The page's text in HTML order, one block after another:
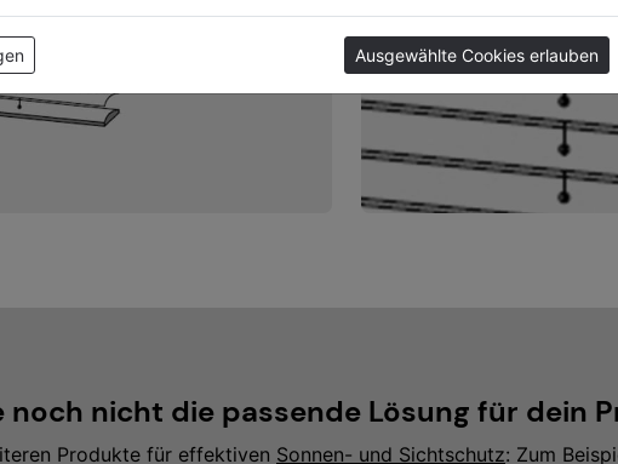
noch nicht die passende Lösung für dein
Produkte für effektiven Sonnen- und Sichtschutz: Zum
Impressum
Datenschutz
AGB
Ausgewählte Cookies erlauben